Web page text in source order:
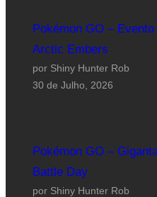
Pokémon GO –
Arctic Embers
por Shiny Hunter Rob
30 de Julho, 2026
Pokémon GO –
Battle Day
por Shiny Hunter Rob